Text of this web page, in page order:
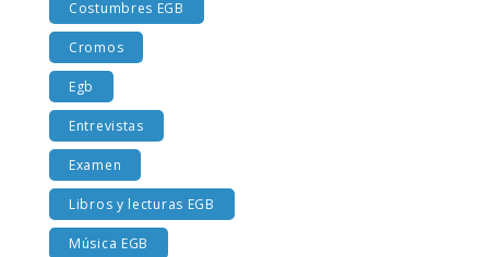
Costumbres EGB
Cromos
Egb
Entrevistas
Examen
Libros y lecturas EGB
Música EGB